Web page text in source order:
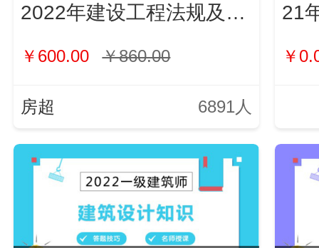
2022年建设工程法规及相关知识
￥600.00 ￥860.00
房超 6891人
21
￥